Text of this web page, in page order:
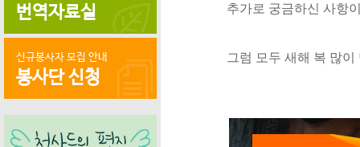
번역자료실
신규봉사자 모집 안내
봉사단 신청
추가로 궁금하신 사항
그럼 모두 새해 복 많